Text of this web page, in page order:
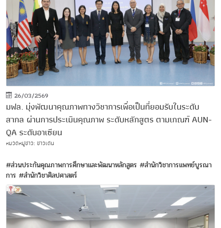
26/03/2569
มฟล. มุ่งพัฒนาคุณภาพทางวิชาการเพื่อเป็นที่ยอมรับในระดับ
สากล ผ่านการประเมินคุณภาพ ระดับหลักสูตร ตามเกณฑ์ AUN-
QA ระดับอาเซียน
หมวดหมู่ข่าว: ข่าวเด่น
#ส่วนประกันคุณภาพการศึกษาและพัฒนาหลักสูตร #สำนักวิชาการแพทย์บูรณา
การ #สำนักวิชาศิลปศาสตร์